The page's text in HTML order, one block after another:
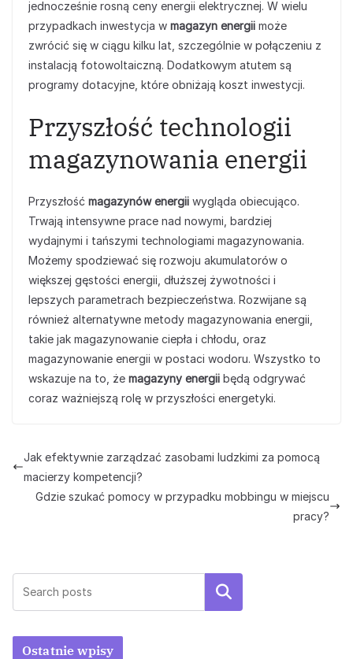
jednocześnie rosną ceny energii elektrycznej. W wielu
przypadkach inwestycja w magazyn energii może
zwrócić się w ciągu kilku lat, szczególnie w połączeniu z
instalacją fotowoltaiczną. Dodatkowym atutem są
programy dotacyjne, które obniżają koszt inwestycji.
Przyszłość technologii
magazynowania energii
Przyszłość magazynów energii wygląda obiecująco.
Trwają intensywne prace nad nowymi, bardziej
wydajnymi i tańszymi technologiami magazynowania.
Możemy spodziewać się rozwoju akumulatorów o
większej gęstości energii, dłuższej żywotności i
lepszych parametrach bezpieczeństwa. Rozwijane są
również alternatywne metody magazynowania energii,
takie jak magazynowanie ciepła i chłodu, oraz
magazynowanie energii w postaci wodoru. Wszystko to
wskazuje na to, że magazyny energii będą odgrywać
coraz ważniejszą rolę w przyszłości energetyki.
Jak efektywnie zarządzać zasobami ludzkimi za pomocą
macierzy kompetencji?
Gdzie szukać pomocy w przypadku mobbingu w miejscu
pracy?
Szukaj
Ostatnie wpisy